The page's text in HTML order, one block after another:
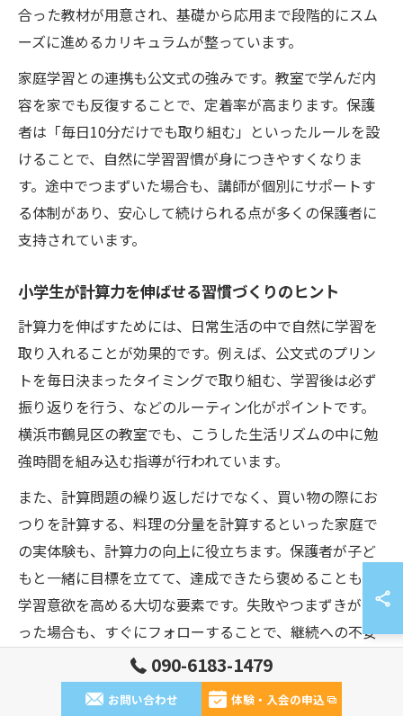
合った教材が用意され、基礎から応用まで段階的にスム
ーズに進めるカリキュラムが整っています。
家庭学習との連携も公文式の強みです。教室で学んだ内
容を家でも反復することで、定着率が高まります。保護
者は「毎日10分だけでも取り組む」といったルールを設
けることで、自然に学習習慣が身につきやすくなりま
す。途中でつまずいた場合も、講師が個別にサポートす
る体制があり、安心して続けられる点が多くの保護者に
支持されています。
小学生が計算力を伸ばせる習慣づくりのヒント
計算力を伸ばすためには、日常生活の中で自然に学習を
取り入れることが効果的です。例えば、公文式のプリン
トを毎日決まったタイミングで取り組む、学習後は必ず
振り返りを行う、などのルーティン化がポイントです。
横浜市鶴見区の教室でも、こうした生活リズムの中に勉
強時間を組み込む指導が行われています。
また、計算問題の繰り返しだけでなく、買い物の際にお
つりを計算する、料理の分量を計算するといった家庭で
の実体験も、計算力の向上に役立ちます。保護者が子ど
もと一緒に目標を立てて、達成できたら褒めることも、
学習意欲を高める大切な要素です。失敗やつまずきがあ
った場合も、すぐにフォローすることで、継続への不安
継続が小学生の計算力に与える影響
090-6183-1479
お問い合わせ 体験・入会の申込